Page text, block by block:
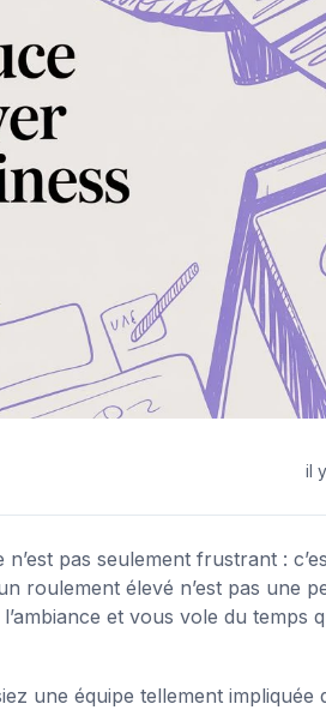
il
pas seulement frustrant :
roulement élevé n’est pas une
et vous vole du temps
une équipe tellement impliquée